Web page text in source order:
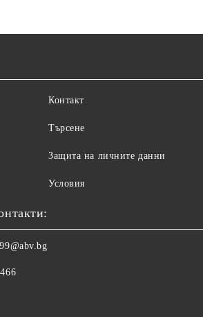
Контакт
Търсене
Защита на личните данни
Условия